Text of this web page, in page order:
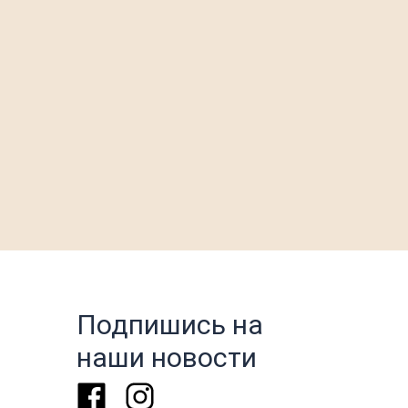
Подпишись на
наши новости
FacebookInstagram